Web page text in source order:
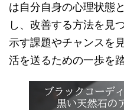
は自分自身の心理状態
し、改善する方法を見
示す課題やチャンスを
活を送るための一歩を